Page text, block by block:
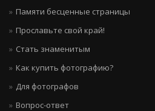
Памяти бесценные страницы
Прославьте свой край!
Стать знаменитым
Как купить фотографию?
Для фотографов
Вопрос-ответ